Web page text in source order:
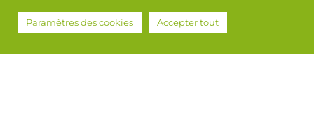
Mentions légales/
Politique de confidentialité
Paramètres des cookies Accepter tout